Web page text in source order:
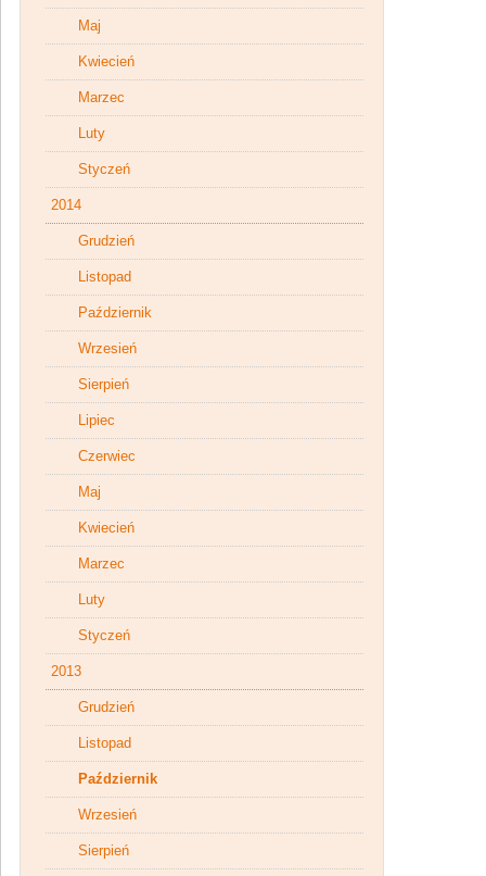
Maj
Kwiecień
Marzec
Luty
Styczeń
2014
Grudzień
Listopad
Październik
Wrzesień
Sierpień
Lipiec
Czerwiec
Maj
Kwiecień
Marzec
Luty
Styczeń
2013
Grudzień
Listopad
Październik
Wrzesień
Sierpień